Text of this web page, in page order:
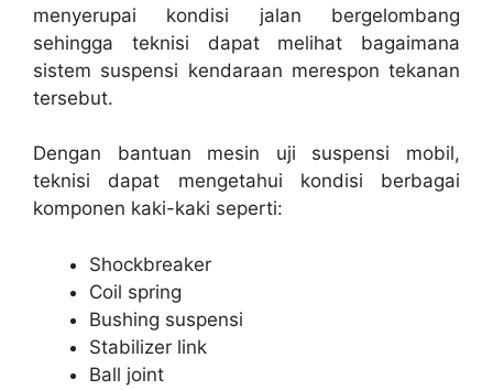
menyerupai kondisi jalan bergelombang
sehingga teknisi dapat melihat bagaimana
sistem suspensi kendaraan merespon tekanan
tersebut.
Dengan bantuan mesin uji suspensi mobil,
teknisi dapat mengetahui kondisi berbagai
komponen kaki-kaki seperti:
Shockbreaker
Coil spring
Bushing suspensi
Stabilizer link
Ball joint